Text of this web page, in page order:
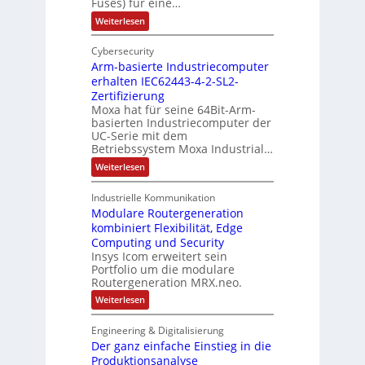
f
ü
r
a
u
e
U
m
g
e
b
u
n
g
e
n
t
E
n
c
o
d
e
r
a
n
g
u
l
a
i
o
n
g
r
a
d
e
r
F
a
b
r
i
k
Weiterlesen:
I
t
e
l
l
i
g
e
n
t
e
F
e
l
e
r
s
t
r
a
t
e
g
i
e
f
ü
r
Cybersecurity
Arm-basierte Industriecomputer
erhalten IEC62443-4-2-SL2-
Zertifizierung
Moxa hat für seine 64Bit-Arm-
basierten Industriecomputer der
UC-Serie mit dem
Betriebssystem Moxa Industrial…
Weiterlesen:
A
m
-
b
a
s
i
e
r
t
e
I
n
d
u
s
Industrielle Kommunikation
Modulare Routergeneration
kombiniert Flexibilität, Edge
Computing und Security
Insys Icom erweitert sein
Portfolio um die modulare
Routergeneration MRX.neo.
Weiterlesen:
M
d
u
l
Engineering & Digitalisierung
Der ganz einfache Einstieg in die
Produktionsanalyse